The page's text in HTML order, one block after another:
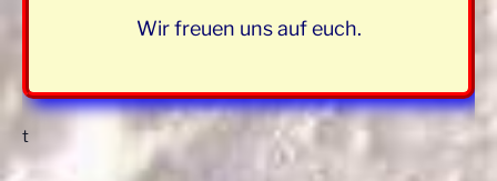
Wir freuen uns auf euch.
t